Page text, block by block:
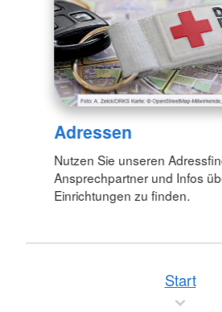
Adressen
Nutzen Sie unseren
Ansprechpartner und Infos
Einrichtungen zu finden.
Start